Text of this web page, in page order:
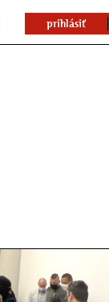
prihlásiť